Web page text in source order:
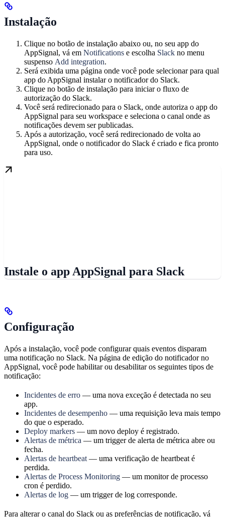
Instalação
Clique no botão de instalação abaixo ou, no seu app do
AppSignal, vá em Notifications e escolha Slack no menu
suspenso Add integration.
Será exibida uma página onde você pode selecionar para qual
app do AppSignal instalar o notificador do Slack.
Clique no botão de instalação para iniciar o fluxo de
autorização do Slack.
Você será redirecionado para o Slack, onde autoriza o app do
AppSignal para seu workspace e seleciona o canal onde as
notificações devem ser publicadas.
Após a autorização, você será redirecionado de volta ao
AppSignal, onde o notificador do Slack é criado e fica pronto
para uso.
Instale o app AppSignal para Slack
Configuração
Após a instalação, você pode configurar quais eventos disparam
uma notificação no Slack. Na página de edição do notificador no
AppSignal, você pode habilitar ou desabilitar os seguintes tipos de
notificação:
Incidentes de erro — uma nova exceção é detectada no seu
app.
Incidentes de desempenho — uma requisição leva mais tempo
do que o esperado.
Deploy markers — um novo deploy é registrado.
Alertas de métrica — um trigger de alerta de métrica abre ou
fecha.
Alertas de heartbeat — uma verificação de heartbeat é
perdida.
Alertas de Process Monitoring — um monitor de processo
cron é perdido.
Alertas de log — um trigger de log corresponde.
Para alterar o canal do Slack ou as preferências de notificação, vá